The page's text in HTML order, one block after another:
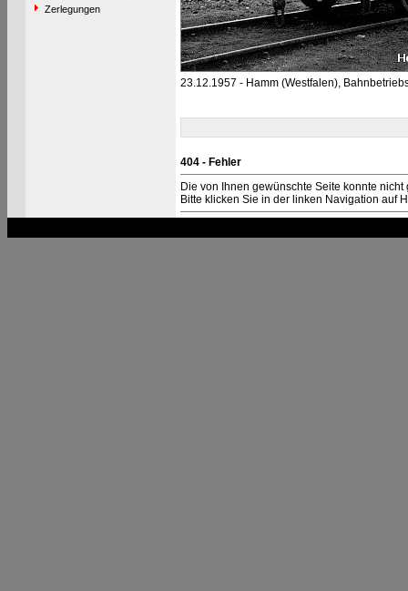
Zerlegungen
23.12.1957 - Hamm (Westfalen),
404 - Fehler
Die von Ihnen gewünschte Seite konnte nicht
Bitte klicken Sie in der linken Navigation auf